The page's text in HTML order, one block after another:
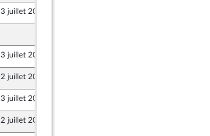
3 juillet 2019
3 juillet 2019
2 juillet 2019
3 juillet 2019
2 juillet 2019